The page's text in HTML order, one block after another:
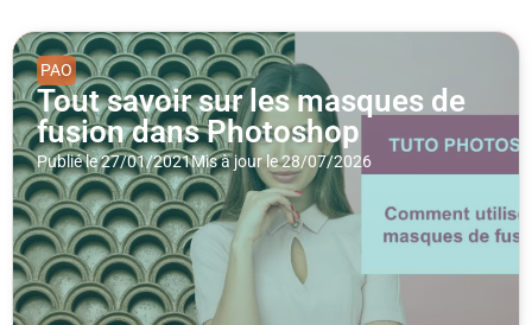
PAO
Tout savoir sur les masques de
fusion dans Photoshop
Publié le 27/01/2021Mis à jour le 28/07/2026